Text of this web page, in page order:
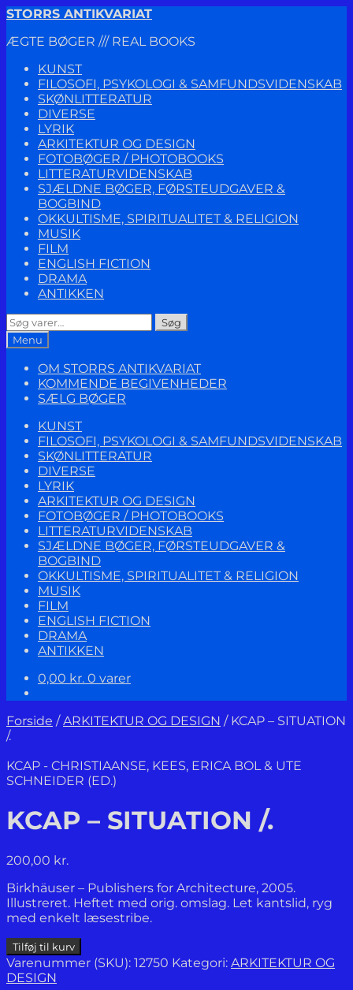
Spring
navigation
Spring
indhold
STORRS ANTIKVARIAT
ÆGTE BØGER /// REAL BOOKS
KUNST
FILOSOFI, PSYKOLOGI & SAMFUNDSVIDENSKAB
SKØNLITTERATUR
DIVERSE
LYRIK
ARKITEKTUR OG DESIGN
FOTOBØGER / PHOTOBOOKS
LITTERATURVIDENSKAB
SJÆLDNE BØGER, FØRSTEUDGAVER &
BOGBIND
OKKULTISME, SPIRITUALITET & RELIGION
MUSIK
FILM
ENGLISH FICTION
DRAMA
ANTIKKEN
Søg
efter:
Søg
Menu
OM STORRS ANTIKVARIAT
KOMMENDE BEGIVENHEDER
SÆLG BØGER
KUNST
FILOSOFI, PSYKOLOGI & SAMFUNDSVIDENSKAB
SKØNLITTERATUR
DIVERSE
LYRIK
ARKITEKTUR OG DESIGN
FOTOBØGER / PHOTOBOOKS
LITTERATURVIDENSKAB
SJÆLDNE BØGER, FØRSTEUDGAVER &
BOGBIND
OKKULTISME, SPIRITUALITET & RELIGION
MUSIK
FILM
ENGLISH FICTION
DRAMA
ANTIKKEN
0,00 kr. 0 varer
Forside /ARKITEKTUR OG DESIGN / KCAP – SITUATION
/.
KCAP - CHRISTIAANSE, KEES, ERICA BOL & UTE
SCHNEIDER (ED.)
KCAP – SITUATION /.
200,00 kr.
Birkhäuser – Publishers for Architecture, 2005.
Illustreret. Heftet med orig. omslag. Let kantslid, ryg
med enkelt læsestribe.
KCAP
-
SITUATION
Tilføj til kurv
Varenummer (SKU): 12750 Kategori: ARKITEKTUR OG
DESIGN